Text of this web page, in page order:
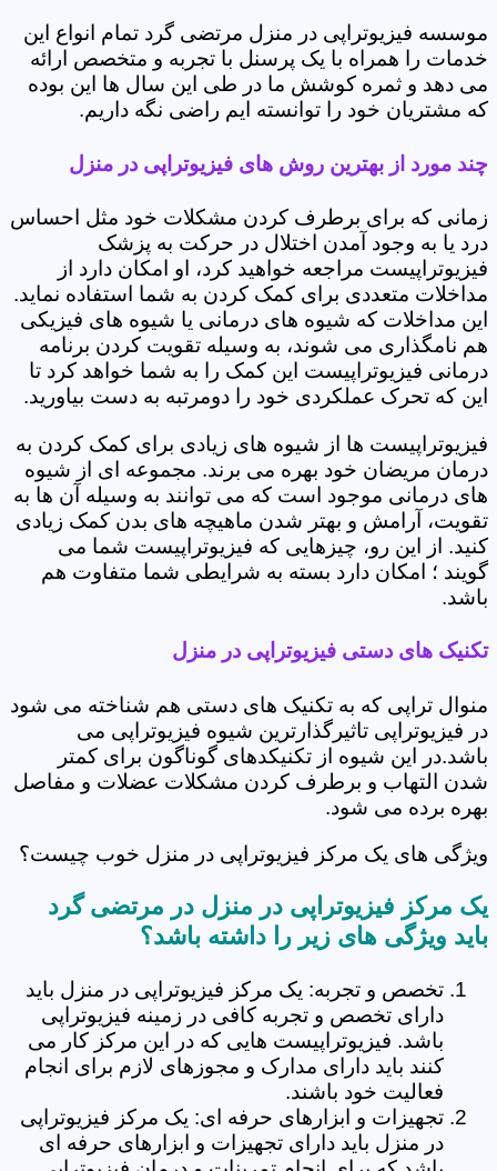
موسسه فیزیوتراپی در منزل مرتضی گرد‎ تمام انواع این
خدمات را همراه با یک پرسنل با تجربه و متخصص ارائه
می دهد و ثمره کوشش ما در طی این سال ها این بوده
که مشتریان خود را توانسته ایم راضی نگه داریم.
چند مورد از بهترین روش های فیزیوتراپی در منزل
زمانی که برای برطرف کردن مشکلات خود مثل احساس
درد یا به وجود آمدن اختلال در حرکت به پزشک
فیزیوتراپیست مراجعه خواهید کرد، او امکان دارد از
مداخلات متعددی برای کمک کردن به شما استفاده نماید.
این مداخلات که شیوه های درمانی یا شیوه های فیزیکی
هم نامگذاری می شوند، به وسیله تقویت کردن برنامه
درمانی فیزیوتراپیست این کمک را به شما خواهد کرد تا
این که تحرک عملکردی خود را دومرتبه به دست بیاورید.
فیزیوتراپیست ها از شیوه های زیادی برای کمک کردن به
درمان مریضان خود بهره می برند. مجموعه ای از شیوه
های درمانی موجود است که می توانند به وسیله آن ها به
تقویت، آرامش و بهتر شدن ماهیچه های بدن کمک زیادی
کنید. از این رو، چیزهایی که فیزیوتراپیست شما می
گویند ؛ امکان دارد بسته به شرایطی شما متفاوت هم
باشد.
تکنیک های دستی فیزیوتراپی در منزل
منوال تراپی که به تکنیک های دستی هم شناخته می شود
در فیزیوتراپی تاثیرگذارترین شیوه فیزیوتراپی می
باشد.در این شیوه از تکنیکدهای گوناگون برای کمتر
شدن التهاب و برطرف کردن مشکلات عضلات و مفاصل
بهره برده می شود.
ویژگی های یک مرکز فیزیوتراپی در منزل خوب چیست؟
باید ویژگی های زیر را داشته باشد؟
تخصص و تجربه: یک مرکز فیزیوتراپی در منزل باید
دارای تخصص و تجربه کافی در زمینه فیزیوتراپی
باشد. فیزیوتراپیست هایی که در این مرکز کار می
کنند باید دارای مدارک و مجوزهای لازم برای انجام
فعالیت خود باشند.
تجهیزات و ابزارهای حرفه ای: یک مرکز فیزیوتراپی
در منزل باید دارای تجهیزات و ابزارهای حرفه ای